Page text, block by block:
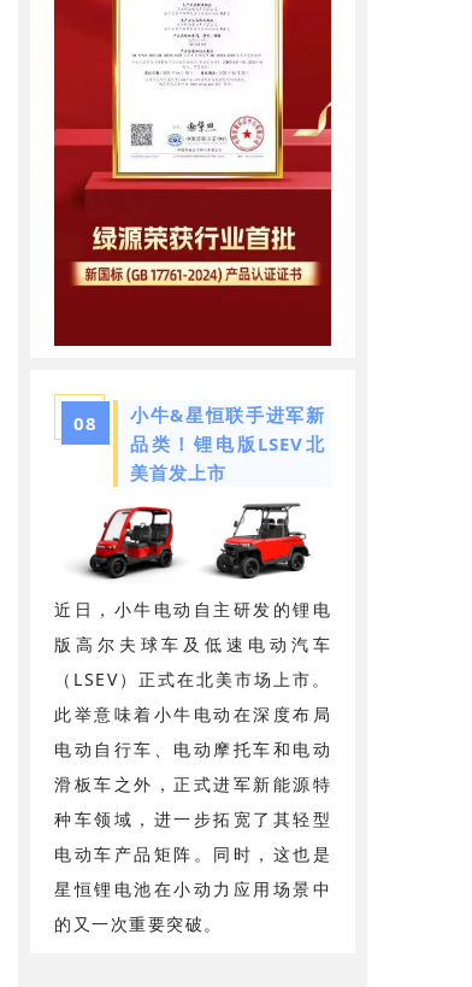
08
小牛&星恒联手进军新
品类！锂电版LSEV北
美首发上市
近日，小牛电动自主研发的锂电
版高尔夫球车及低速电动汽车
（LSEV）正式在北美市场上市。
此举意味着小牛电动在深度布局
电动自行车、电动摩托车和电动
滑板车之外，正式进军新能源特
种车领域，进一步拓宽了其轻型
电动车产品矩阵。同时，这也是
星恒锂电池在小动力应用场景中
的又一次重要突破。